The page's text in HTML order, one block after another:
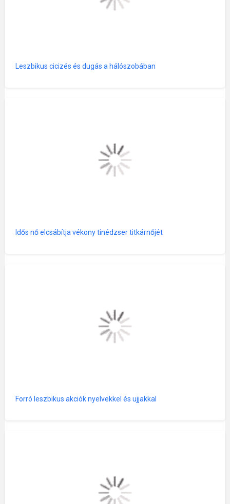
Leszbikus cicizés és dugás a hálószobában
Idős nő elcsábítja vékony tinédzser titkárnőjét
Forró leszbikus akciók nyelvekkel és ujjakkal